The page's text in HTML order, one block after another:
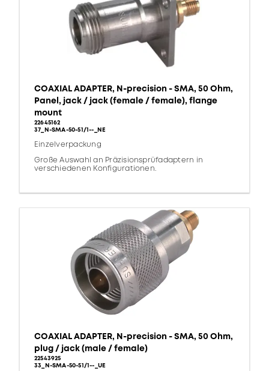
COAXIAL ADAPTER, N-precision - SMA, 50 Ohm,
Panel, jack / jack (female / female), flange
mount
22645162
37_N-SMA-50-51/1--_NE
Einzelverpackung
Große Auswahl an Präzisionsprüfadaptern in
verschiedenen Konfigurationen.
COAXIAL ADAPTER, N-precision - SMA, 50 Ohm,
plug / jack (male / female)
22543925
33_N-SMA-50-51/1--_UE